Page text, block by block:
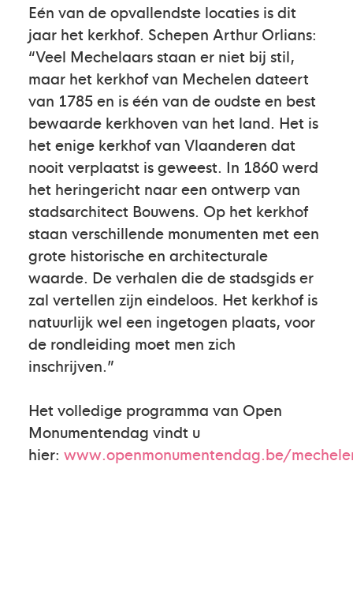
Eén van de opvallendste locaties is dit
jaar het kerkhof. Schepen Arthur Orlians:
“Veel Mechelaars staan er niet bij stil,
maar het kerkhof van Mechelen dateert
van 1785 en is één van de oudste en best
bewaarde kerkhoven van het land. Het is
het enige kerkhof van Vlaanderen dat
nooit verplaatst is geweest. In 1860 werd
het heringericht naar een ontwerp van
stadsarchitect Bouwens. Op het kerkhof
staan verschillende monumenten met een
grote historische en architecturale
waarde. De verhalen die de stadsgids er
zal vertellen zijn eindeloos. Het kerkhof is
natuurlijk wel een ingetogen plaats, voor
de rondleiding moet men zich
inschrijven.”
Het volledige programma van Open
Monumentendag vindt u
hier: www.openmonumentendag.be/